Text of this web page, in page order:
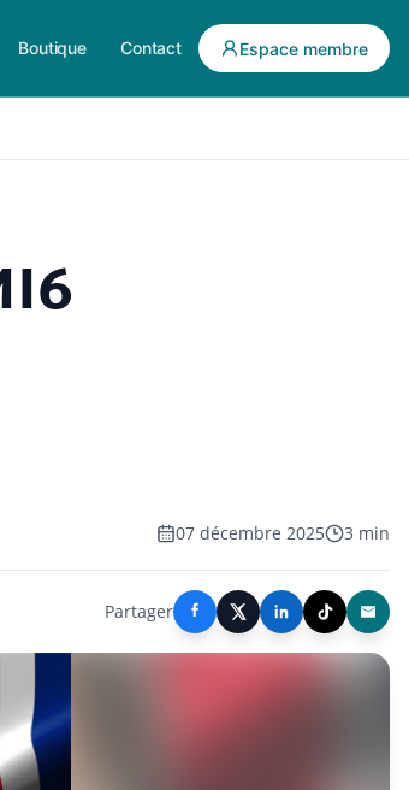
Boutique Contact Espace membre
07 décembre 2025 3 min
Partager